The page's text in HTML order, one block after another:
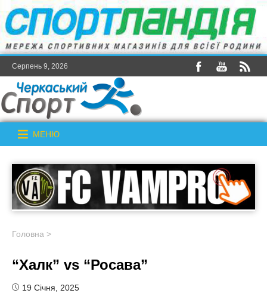
Серпень 9, 2026
МЕНЮ
Головна >
“Халк” vs “Росава”
19 Січня, 2025